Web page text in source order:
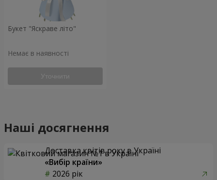
Букет "Яскраве літо"
Немає в наявності
Уточнити
Наші досягнення
Доставка квітів року в Україні
«Вибір країни»
2026 рік